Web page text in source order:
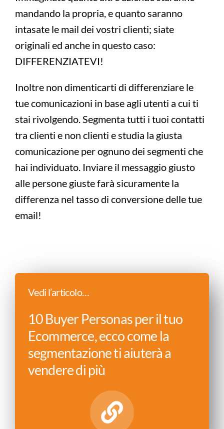
mandando la propria, e quanto saranno
intasate le mail dei vostri clienti; siate
originali ed anche in questo caso:
DIFFERENZIATEVI!
Inoltre non dimenticarti di differenziare le
tue comunicazioni in base agli utenti a cui ti
stai rivolgendo. Segmenta tutti i tuoi contatti
tra clienti e non clienti e studia la giusta
comunicazione per ognuno dei segmenti che
hai individuato. Inviare il messaggio giusto
alle persone giuste farà sicuramente la
differenza nel tasso di conversione delle tue
email!
Vedi l’articolo…
10 Buyer Personas per il tuo
Ecommerce, ecco come la
segmentazione ti aiuterà a
vendere di più